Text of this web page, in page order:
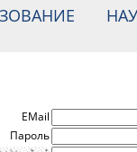
EMail
Пароль